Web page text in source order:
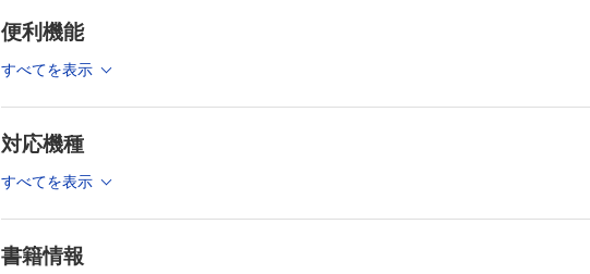
6 おわりに
Column BISのアルゴリズムバージョン
1-2 聴性誘発電位（AEP） （萩平 哲）
1 聴性脳幹反応（ABR），中潜時聴性誘発電位（MLAEP），長潜時聴性誘発電
4 各種麻酔薬とAEP
便利機能
すべてを表示
対応機種
すべてを表示
書籍情報